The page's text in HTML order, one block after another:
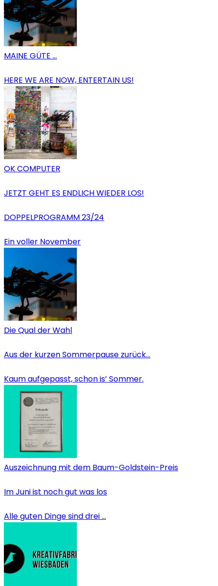
MAINE GÜTE …
HERE WE ARE NOW, ENTERTAIN US!
OK COMPUTER
JETZT GEHT ES ENDLICH WIEDER LOS!
DOPPELPROGRAMM 23/24
Ein voller November
Die Qual der Wahl
Aus der kurzen Sommerpause zurück…
Kaum aufgepasst, schon is’ Sommer.
Auszeichnung mit dem Baum-Goldstein-Preis
Im Juni ist noch gut was los
Alle guten Dinge sind drei …